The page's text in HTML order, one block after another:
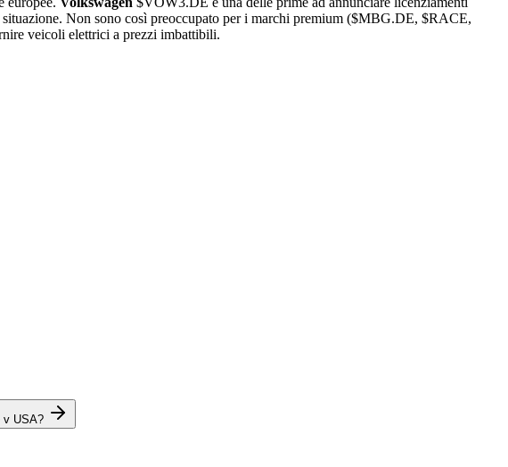
Non sono così preoccupato per i marchi premium ($MBG.DE, $RACE,
veicoli elettrici a prezzi imbattibili.
v USA?